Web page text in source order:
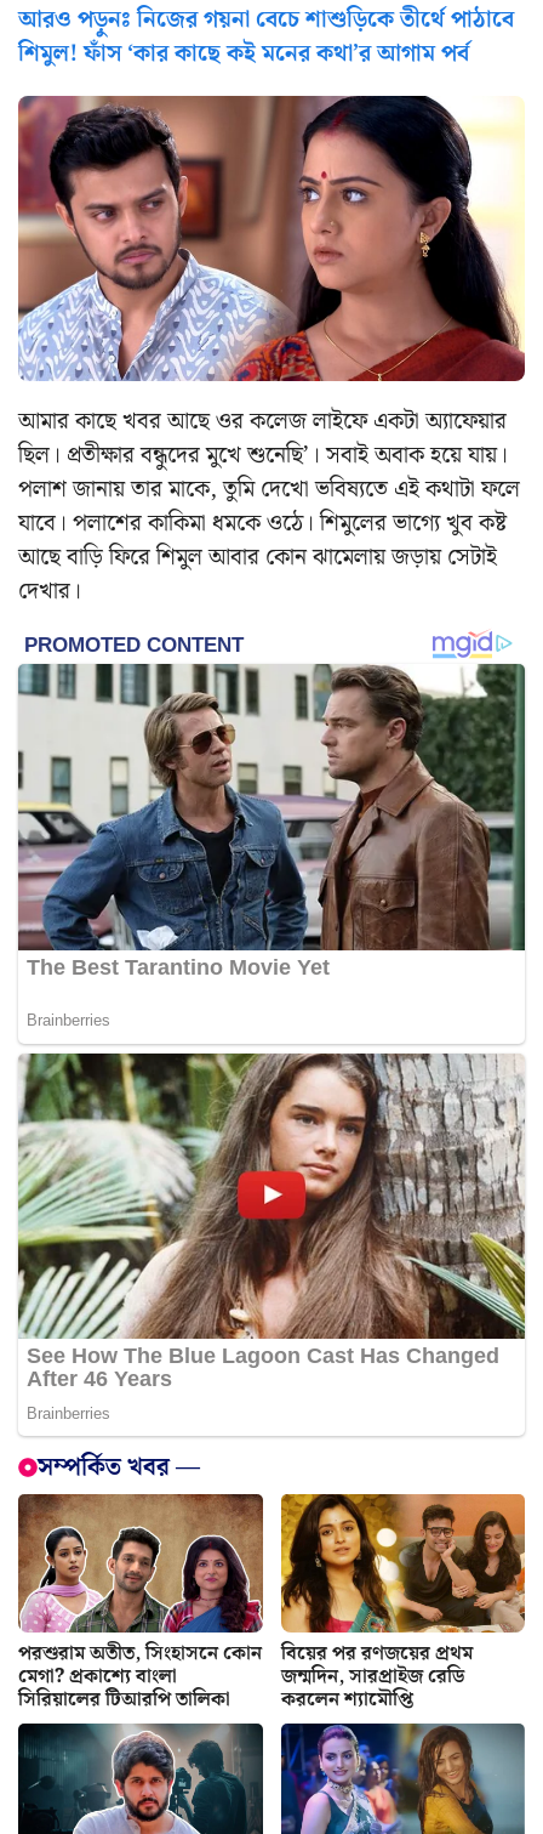
আরও পড়ুনঃ নিজের গয়না বেচে শাশুড়িকে তীর্থে পাঠাবে
শিমুল! ফাঁস ‘কার কাছে কই মনের কথা’র আগাম পর্ব
আমার কাছে খবর আছে ওর কলেজ লাইফে একটা অ্যাফেয়ার
ছিল। প্রতীক্ষার বন্ধুদের মুখে শুনেছি’। সবাই অবাক হয়ে যায়।
পলাশ জানায় তার মাকে, তুমি দেখো ভবিষ্যতে এই কথাটা ফলে
যাবে। পলাশের কাকিমা ধমকে ওঠে। শিমুলের ভাগ্যে খুব কষ্ট
আছে বাড়ি ফিরে শিমুল আবার কোন ঝামেলায় জড়ায় সেটাই
দেখার।
সম্পর্কিত খবর —
পরশুরাম অতীত, সিংহাসনে কোন
মেগা? প্রকাশ্যে বাংলা
সিরিয়ালের টিআরপি তালিকা
বিয়ের পর রণজয়ের প্রথম
জন্মদিন, সারপ্রাইজ রেডি
করলেন শ্যামৌপ্তি